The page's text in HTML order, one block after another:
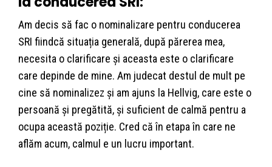
Am decis să fac o nominalizare pentru conducerea
SRI fiindcă situația generală, după părerea mea,
necesita o clarificare și aceasta este o clarificare
care depinde de mine. Am judecat destul de mult pe
cine să nominalizez și am ajuns la Hellvig, care este o
persoană și pregătită, și suficient de calmă pentru a
ocupa această poziție. Cred că în etapa în care ne
aflăm acum, calmul e un lucru important.